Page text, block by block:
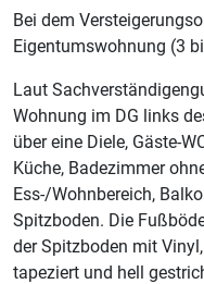
Bei dem
Eigentumswohnung (3
Laut
Wohnung im DG links
über eine Diele, Gäste-
Küche, Badezimmer
Ess-/Wohnbereich,
Spitzboden. Die
der Spitzboden mit
tapeziert und hell